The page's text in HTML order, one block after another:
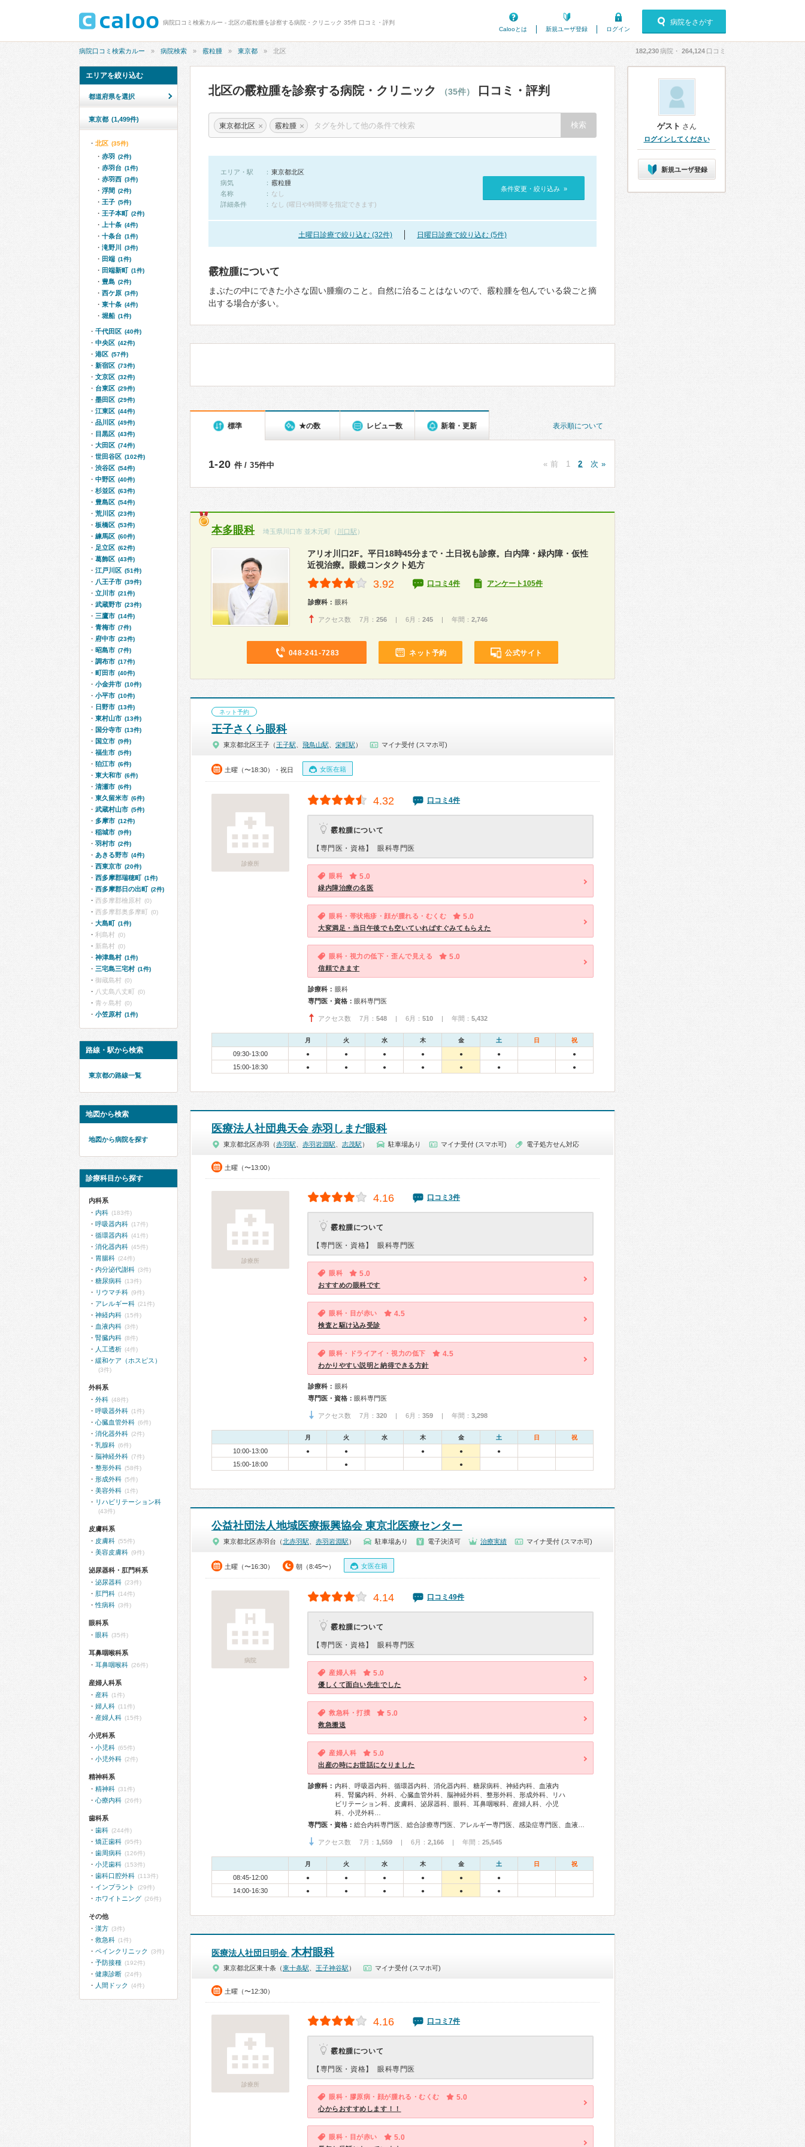
病院口コミ検索カルー - 北区の霰粒腫を診察する病院・クリニック 35件 口コミ・評判
Calooとは
新規ユーザ登録 ログイン
病院をさがす
病院口コミ検索カルー 病院検索 霰粒腫 東京都 北区 182,230病院・ 264,124 口コミ
北区の霰粒腫を診察する病院・クリニック （35件） 口コミ・評判
東京都北区 × 霰粒腫 ×
エリア・駅
東京都北区
病気
霰粒腫
名称
なし
詳細条件
なし (曜日や時間帯を指定できます)
条件変更・絞り込み »
土曜日診療で絞り込む (32件) 日曜日診療で絞り込む (5件)
霰粒腫について
まぶたの中にできた小さな固い腫瘤のこと。自然に治ることはないので、霰粒腫を包んでいる袋ごと摘
出する場合が多い。
表示順について
標準 ★の数 レビュー数 新着・更新
1-20 件 / 35件中 « 前 1 2 次 »
本多眼科 埼玉県川口市 並木元町（ 川口駅 ）
アリオ川口2F。平日18時45分まで・土日祝も診療。白内障・緑内障・仮性
近視治療。眼鏡コンタクト処方
3.92 口コミ4件 アンケート105件
診療科： 眼科
アクセス数 7月： 256 | 6月： 245 | 年間： 2,746
048-241-7283 ネット予約 公式サイト
ネット予約
王子さくら眼科
東京都北区王子（ 王子駅 飛鳥山駅 栄町駅 ） マイナ受付 (スマホ可)
土曜（〜18:30）・祝日 女医在籍
診療所
4.32 口コミ4件
霰粒腫について
【専門医・資格】 眼科専門医
眼科 5.0
緑内障治療の名医
眼科・帯状疱疹・顔が腫れる・むくむ 5.0
大変満足・当日午後でも空いていればすぐみてもらえた
眼科・視力の低下・歪んで見える 5.0
信頼できます
診療科： 眼科
専門医・資格： 眼科専門医
アクセス数 7月： 548 | 6月： 510 | 年間： 5,432
月 火 水 木 金 土 日 祝
09:30-13:00 ● ● ● ● ● ● ●
15:00-18:30 ● ● ● ● ● ● ●
医療法人社団典天会 赤羽しまだ眼科
東京都北区赤羽（赤羽駅 赤羽岩淵駅 志茂駅 ） 駐車場あり マイナ受付 (スマホ可) 電子処方せん対応
土曜（〜13:00）
診療所
4.16 口コミ3件
霰粒腫について
【専門医・資格】 眼科専門医
眼科 5.0
おすすめの眼科です
眼科・目が赤い 4.5
検査と駆け込み受診
眼科・ドライアイ・視力の低下 4.5
わかりやすい説明と納得できる方針
診療科： 眼科
専門医・資格： 眼科専門医
アクセス数 7月： 320 | 6月： 359 | 年間： 3,298
月 火 水 木 金 土 日 祝
10:00-13:00 ● ● ● ● ●
15:00-18:00 ● ●
公益社団法人地域医療振興協会 東京北医療センター
東京都北区赤羽台（北赤羽駅 赤羽岩淵駅 ） 駐車場あり 電子決済可 治療実績 マイナ受付 (スマホ可)
土曜（〜16:30） 朝（8:45〜） 女医在籍
病院
4.14 口コミ49件
霰粒腫について
【専門医・資格】 眼科専門医
産婦人科 5.0
優しくて面白い先生でした
救急科・打撲 5.0
救急搬送
産婦人科 5.0
出産の時にお世話になりました
診療科： 内科、呼吸器内科、循環器内科、消化器内科、糖尿病科、神経内科、血液内
科、腎臓内科、外科、心臓血管外科、脳神経外科、整形外科、形成外科、リハ
ビリテーション科、皮膚科、泌尿器科、眼科、耳鼻咽喉科、産婦人科、小児
科、小児外科…
専門医・資格：
アクセス数 7月： 1,559 | 6月： 2,166 | 年間： 25,545
月 火 水 木 金 土 日 祝
08:45-12:00 ● ● ● ● ● ●
14:00-16:30 ● ● ● ● ● ●
医療法人社団日明会 木村眼科
東京都北区東十条（東十条駅 王子神谷駅 ） マイナ受付 (スマホ可)
土曜（〜12:30）
診療所
4.16 口コミ7件
霰粒腫について
【専門医・資格】 眼科専門医
眼科・膠原病・顔が腫れる・むくむ 5.0
心からおすすめします！！
眼科・目が赤い 5.0
エリアを絞り込む
都道府県を選択
東京都 (1,499件)
北区 (35件)
赤羽 (2件)
赤羽台 (1件)
赤羽西 (3件)
浮間 (2件)
王子 (5件)
王子本町 (2件)
上十条 (4件)
十条台 (1件)
滝野川 (3件)
田端 (1件)
田端新町 (1件)
豊島 (2件)
西ケ原 (3件)
東十条 (4件)
堀船 (1件)
千代田区 (40件)
中央区 (42件)
港区 (57件)
新宿区 (73件)
文京区 (32件)
台東区 (29件)
墨田区 (29件)
江東区 (44件)
品川区 (49件)
目黒区 (43件)
大田区 (74件)
世田谷区 (102件)
渋谷区 (54件)
中野区 (40件)
杉並区 (63件)
豊島区 (54件)
荒川区 (23件)
板橋区 (53件)
練馬区 (60件)
足立区 (62件)
葛飾区 (43件)
江戸川区 (51件)
八王子市 (39件)
立川市 (21件)
武蔵野市 (23件)
三鷹市 (14件)
青梅市 (7件)
府中市 (23件)
昭島市 (7件)
調布市 (17件)
町田市 (40件)
小金井市 (10件)
小平市 (10件)
日野市 (13件)
東村山市 (13件)
国分寺市 (13件)
国立市 (9件)
福生市 (5件)
狛江市 (6件)
東大和市 (6件)
清瀬市 (6件)
東久留米市 (6件)
武蔵村山市 (5件)
多摩市 (12件)
稲城市 (9件)
羽村市 (2件)
あきる野市 (4件)
西東京市 (20件)
西多摩郡瑞穂町 (1件)
西多摩郡日の出町 (2件)
西多摩郡檜原村 (0)
西多摩郡奥多摩町 (0)
大島町 (1件)
利島村 (0)
新島村 (0)
神津島村 (1件)
三宅島三宅村 (1件)
御蔵島村 (0)
八丈島八丈町 (0)
青ヶ島村 (0)
小笠原村 (1件)
路線・駅から検索
東京都の路線一覧
地図から検索
地図から病院を探す
診療科目から探す
内科系
内科 (183件)
呼吸器内科 (17件)
循環器内科 (41件)
消化器内科 (45件)
胃腸科 (24件)
内分泌代謝科 (3件)
糖尿病科 (13件)
リウマチ科 (9件)
アレルギー科 (21件)
神経内科 (15件)
血液内科 (3件)
腎臓内科 (8件)
人工透析 (4件)
緩和ケア（ホスピス）
(3件)
外科系
外科 (48件)
呼吸器外科 (1件)
心臓血管外科 (6件)
消化器外科 (2件)
乳腺科 (6件)
脳神経外科 (7件)
整形外科 (58件)
形成外科 (5件)
美容外科 (1件)
リハビリテーション科
(43件)
皮膚科系
皮膚科 (55件)
美容皮膚科 (9件)
泌尿器科・肛門科系
泌尿器科 (23件)
肛門科 (14件)
性病科 (3件)
眼科系
眼科 (35件)
耳鼻咽喉科系
耳鼻咽喉科 (26件)
産婦人科系
産科 (1件)
婦人科 (11件)
産婦人科 (15件)
小児科系
小児科 (65件)
小児外科 (2件)
精神科系
精神科 (31件)
心療内科 (26件)
歯科系
歯科 (244件)
矯正歯科 (95件)
歯周病科 (126件)
小児歯科 (153件)
歯科口腔外科 (113件)
インプラント (29件)
ホワイトニング (26件)
その他
漢方 (3件)
救急科 (1件)
ペインクリニック (3件)
予防接種 (192件)
健康診断 (24件)
人間ドック (4件)
ゲスト さん
ログインしてください
新規ユーザ登録